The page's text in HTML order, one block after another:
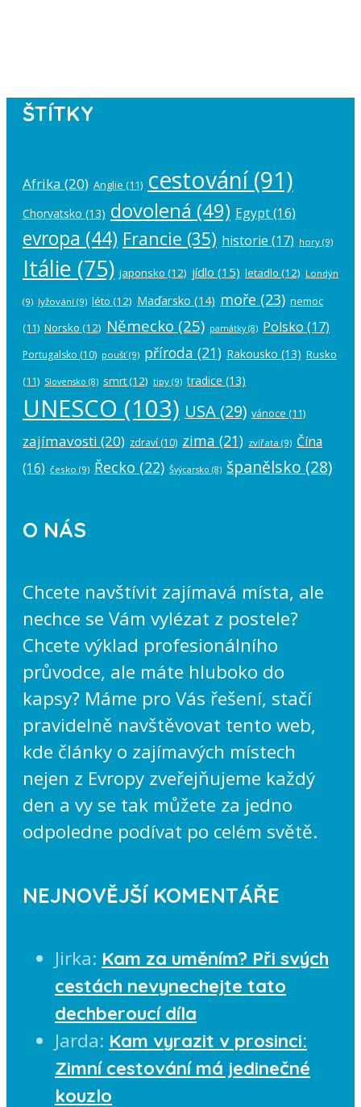
ŠTÍTKY
Afrika (20) Anglie (11) cestování(91)
Chorvatsko (13) dovolená (49) Egypt(16)
evropa (44) Francie (35) historie (17) hory (9)
Itálie (75) japonsko (12) jídlo (15) letadlo (12) Londýn
(9) lyžování (9) léto (12) Maďarsko (14) moře (23) nemoc
(11) Norsko (12) Německo (25) památky(8) Polsko (17)
Portugalsko (10) poušť(9) příroda (21) Rakousko (13) Rusko
(11) Slovensko (8) smrt(12) tipy (9) tradice (13)
UNESCO (103) USA (29) vánoce (11)
zajímavosti (20) zdraví (10) zima (21) zvířata (9) Čína
(16) česko (9) Řecko (22) Švýcarsko (8) španělsko (28)
O NÁS
Chcete navštívit zajímavá místa, ale
nechce se Vám vylézat z postele?
Chcete výklad profesionálního
průvodce, ale máte hluboko do
kapsy? Máme pro Vás řešení, stačí
pravidelně navštěvovat tento web,
kde články o zajímavých místech
nejen z Evropy zveřejňujeme každý
den a vy se tak můžete za jedno
odpoledne podívat po celém světě.
NEJNOVĚJŠÍ KOMENTÁŘE
Jirka: Kam za uměním? Při svých
cestách nevynechejte tato
dechberoucí díla
Jarda: Kam vyrazit v prosinci:
Zimní cestování má jedinečné
kouzlo